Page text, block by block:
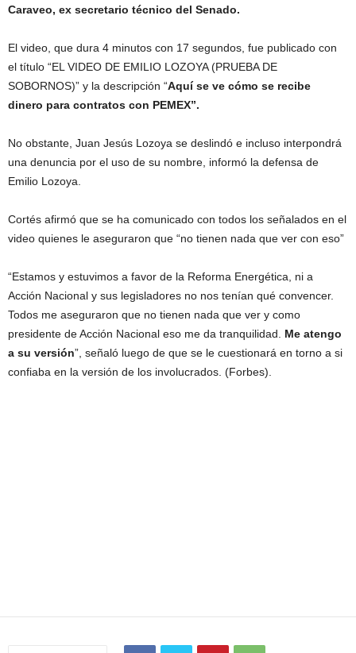
Caraveo, ex secretario técnico del Senado.
El video, que dura 4 minutos con 17 segundos, fue publicado con
el título “EL VIDEO DE EMILIO LOZOYA (PRUEBA DE
SOBORNOS)” y la descripción “Aquí se ve cómo se recibe
dinero para contratos con PEMEX”.
No obstante, Juan Jesús Lozoya se deslindó e incluso interpondrá
una denuncia por el uso de su nombre, informó la defensa de
Emilio Lozoya.
Cortés afirmó que se ha comunicado con todos los señalados en el
video quienes le aseguraron que “no tienen nada que ver con eso”
“Estamos y estuvimos a favor de la Reforma Energética, ni a
Acción Nacional y sus legisladores no nos tenían qué convencer.
Todos me aseguraron que no tienen nada que ver y como
presidente de Acción Nacional eso me da tranquilidad. Me atengo
a su versión”, señaló luego de que se le cuestionará en torno a si
confiaba en la versión de los involucrados. (Forbes).